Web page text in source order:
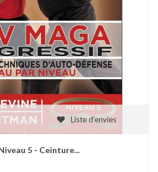
Liste d'envies
5 - Ceinture...